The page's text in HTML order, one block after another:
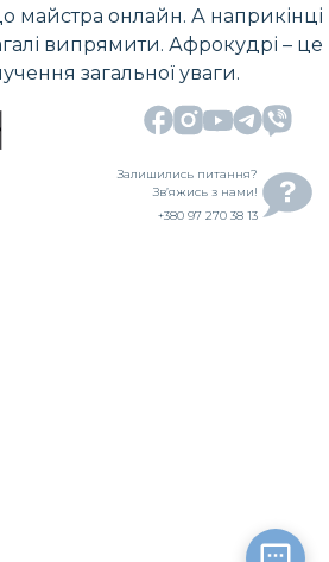
майстра онлайн. А наприкінці
випрямити. Афрокудрі – це
загальної уваги.
Залишились питання?
Зв’яжись з нами!
+380 97 270 38 13